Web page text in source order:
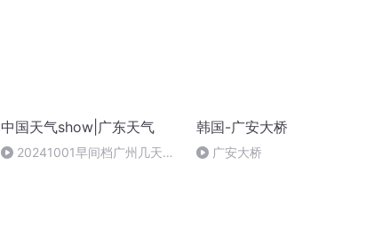
中国天气show|广东天气
20241001早间档广州几天降
韩国-广安大桥
广安大桥